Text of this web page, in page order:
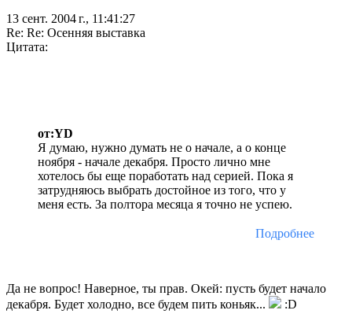
13 сент. 2004 г., 11:41:27
Re: Re: Осенняя выставка
Цитата:
от:YD
Я думаю, нужно думать не о начале, а о конце
ноября - начале декабря. Просто лично мне
хотелось бы еще поработать над серией. Пока я
затрудняюсь выбрать достойное из того, что у
меня есть. За полтора месяца я точно не успею.
Подробнее
Да не вопрос! Наверное, ты прав. Окей: пусть будет начало
декабря. Будет холодно, все будем пить коньяк...
:D